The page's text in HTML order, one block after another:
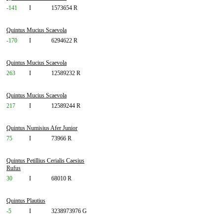
-141
I 1573654 R
Quintus Mucius Scaevola
-170
I 6294622 R
Quintus Mucius Scaevola
263
I 12589232 R
Quintus Mucius Scaevola
217
I 12589244 R
Quintus Numisius Afer Junior
75
I 73966 R
Quintus Petillius Cerialis Caesius
Rufus
30
I 68010 R
Quintus Plautius
-5
I 3238973976 G